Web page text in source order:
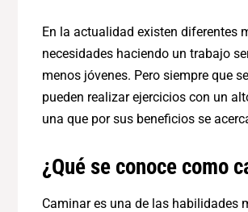
En la actualidad existen diferentes
necesidades haciendo un trabajo
menos jóvenes. Pero siempre que
pueden realizar ejercicios con un
una que por sus beneficios se
¿Qué se conoce como
Caminar es una de las habilidades